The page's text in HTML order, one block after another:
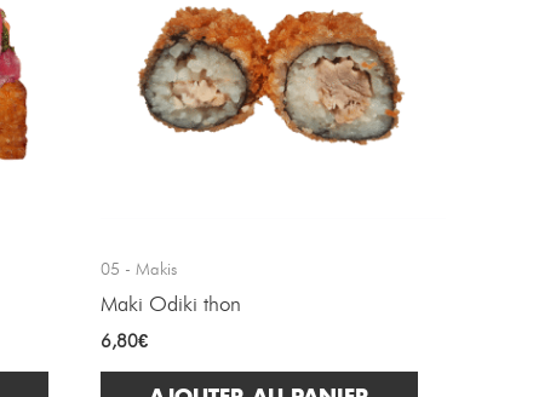
05 - Makis
Maki Odiki thon
6,80€